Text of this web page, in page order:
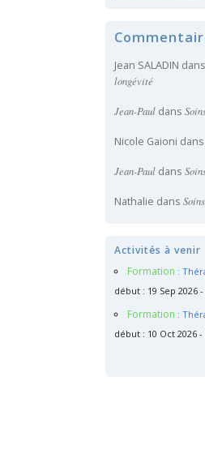
Jean SALADIN
longévité
Jean-Paul dans
Nicole Gaioni
Jean-Paul dans
Nathalie dans
Activités à venir
Formation :
début : 19 Sep 2026
Formation :
début : 10 Oct 2026